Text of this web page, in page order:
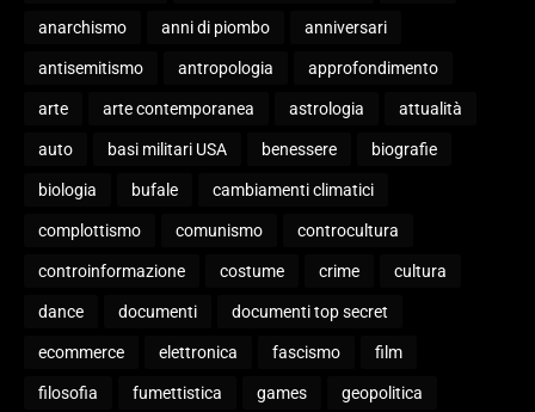
anarchismo anni di piombo anniversari
antisemitismo antropologia approfondimento
arte arte contemporanea astrologia attualità
auto basi militari USA benessere biografie
biologia bufale cambiamenti climatici
complottismo comunismo controcultura
controinformazione costume crime cultura
dance documenti documenti top secret
ecommerce elettronica fascismo film
filosofia fumettistica games geopolitica